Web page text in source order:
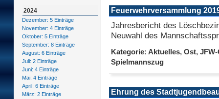
2024
Dezember: 5 Einträge
November: 4 Einträge
Oktober: 5 Einträge
September: 8 Einträge
August: 6 Einträge
Juli: 2 Einträge
Juni: 4 Einträge
Mai: 4 Einträge
April: 6 Einträge
März: 2 Einträge
Feuerwehrversammlung
Jahresbericht des
Neuwahl des
Kategorie: Aktuelles, Ost,
Spielmannszug
Ehrung des